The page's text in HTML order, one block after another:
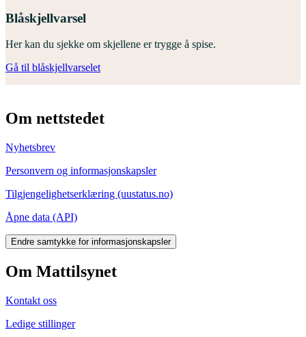
Blåskjellvarsel
Her kan du sjekke om skjellene er trygge å spise.
Gå til blåskjellvarselet
Om nettstedet
Nyhetsbrev
Personvern og informasjonskapsler
Tilgjengelighetserklæring (uustatus.no)
Åpne data (API)
Endre samtykke for informasjonskapsler
Om Mattilsynet
Kontakt oss
Ledige stillinger